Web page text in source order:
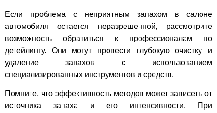
Если проблема с неприятным запахом в салоне
автомобиля остается неразрешенной, рассмотрите
возможность обратиться к профессионалам по
детейлингу. Они могут провести глубокую очистку и
удаление запахов с использованием
специализированных инструментов и средств.
Помните, что эффективность методов может зависеть от
источника запаха и его интенсивности. При